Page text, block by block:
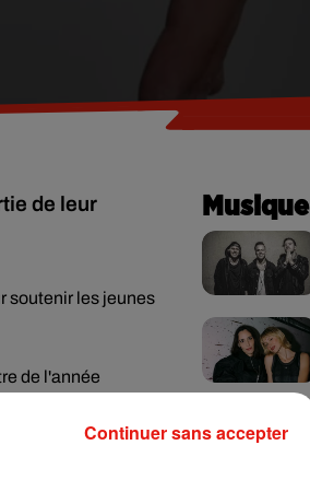
de leur
soutenir les jeunes
de l'année
Bleu Paris.
Musique
Continuer sans accepter